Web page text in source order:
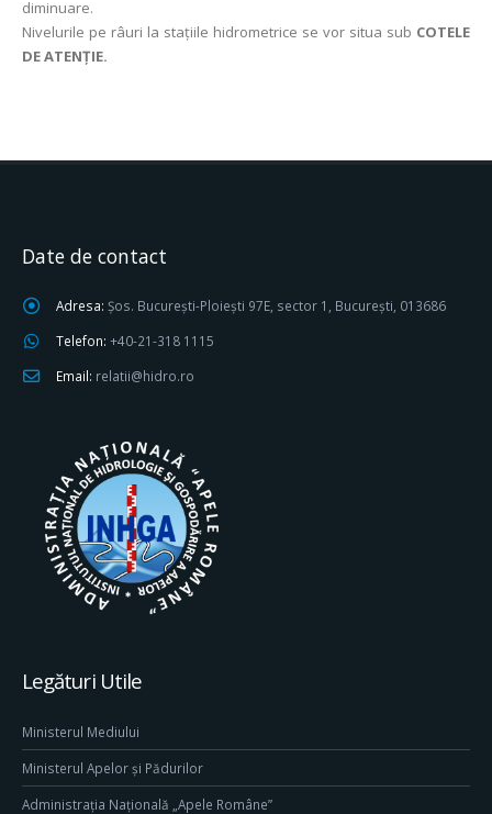
diminuare.
Nivelurile pe râuri la stațiile hidrometrice se vor situa sub COTELE
DE ATENȚIE.
Date de contact
Adresa: Șos. București-Ploiești 97E, sector 1, București, 013686
Telefon: +40-21-318 1115
Email: relatii@hidro.ro
Legături Utile
Ministerul Mediului
Ministerul Apelor și Pădurilor
Administrația Națională „Apele Române”